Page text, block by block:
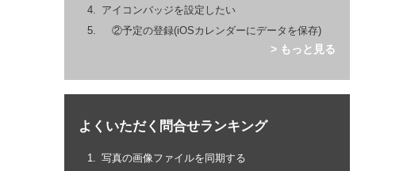
アイコンバッジを設定したい
②予定の登録(iOSカレンダーにデータを保存)
> もっと見る
よくいただく問合せランキング
写真の画像ファイルを同期する